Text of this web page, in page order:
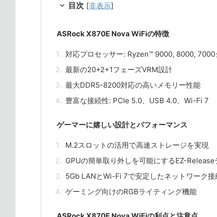
目次 [非表示]
ASRock X870E Nova WiFiの特徴
対応プロセッサー: Ryzen™ 9000, 8000, 7000
最新の20+2+1フェーズVRM設計
最大DDR5-8200対応の高いメモリー性能
豊富な接続性: PCIe 5.0、USB 4.0、Wi-Fi 7
ゲーマーに嬉しい設計とパフォーマンス
M.2スロットの活用で高速ストレージを実現
GPUの簡単取り外しを可能にするEZ-Release
5Gb LANとWi-Fi 7で安定したネットワーク接
ゲーミング向けのRGBライティング機能